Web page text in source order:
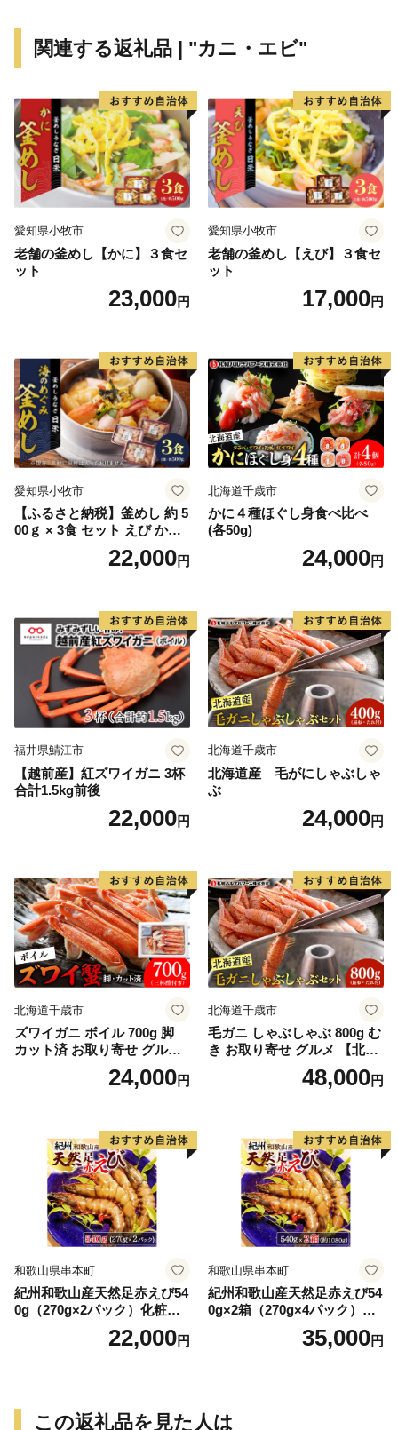
たい海の幸。 那珂湊おさかな市場では、旬の魚介類や
間100万人以上の観光客が訪れます。大きなネタが魅力
のお寿司や新鮮な海の幸が盛りだくさんの海鮮丼を心ゆ
くまでご堪能いただけます。その他、たこの加工生産量
日本一を誇り、多数の水産加工会社では様々な商品の製
造、オリジナル商品の開発が盛んに行われています。ま
ルシースイーツとして子供から大人まで皆に愛されるひ
たちなか市ソウルフードです。
ひたちなか海浜鉄道湊線は、大正２年（1913年）に運
る存在として地元民に愛されています。映画「フラガー
ル」をはじめ、ドラマ・CM等のロケーションとしても
数多く起用されており、中でも、那珂湊駅は築100年を
超えた趣のある木造駅舎が魅力的で「関東の駅百選」に
選出されています。また、勝田駅から阿字ヶ浦駅まで計
10駅（今後、国営ひたち海浜公園前まで延伸予定）に設
置されている駅名標は、それぞれの地域の魅力が一目で
伝わるユニークなデザインとなっており、2015年度グ
ッドデザイン賞を受賞しました。列車のレトロな雰囲気
と広大なお芋畑や田園風景を眺めながら、14.3ｋｍのシ
関連する返礼品 | "カニ・エビ"
愛知県小牧市
老舗の釜めし【かに】３食セ
ット
23,000円
愛知県小牧市
老舗の釜めし【えび】３食セ
ット
17,000円
愛知県小牧市
【ふるさと納税】釜めし 約 5
00ｇ × 3食 セット えび かに
海のめぐみ 老舗 急速冷凍 レ
ンチン 時短 簡単調理 食品 加
せグルメ 愛知県 小牧市 送料
無料
22,000円
北海道千歳市
かに４種ほぐし身食べ比べ
(各50g)
24,000円
福井県鯖江市
【越前産】紅ズワイガニ 3杯
合計1.5kg前後
22,000円
北海道千歳市
北海道産 毛がにしゃぶしゃ
ぶ
24,000円
北海道千歳市
ズワイガニ ボイル 700g 脚
カット済 お取り寄せ グルメ
【北海道】【札幌バルナバフ
24,000円
北海道千歳市
毛ガニ しゃぶしゃぶ 800g む
き お取り寄せ グルメ 【北海
道】【札幌バルナバフーズ】
48,000円
和歌山県串本町
紀州和歌山産天然足赤えび54
0g（270g×2パック）化粧箱
入 ※2026年12月上旬〜2027
年2月上旬頃順次発送予定
22,000円
和歌山県串本町
紀州和歌山産天然足赤えび54
0g×2箱（270g×4パック）化
粧箱入 ※2026年12月上旬〜2
027年2月上旬頃順次発送予定
ず【uot773A】
35,000円
この返礼品を見た人は